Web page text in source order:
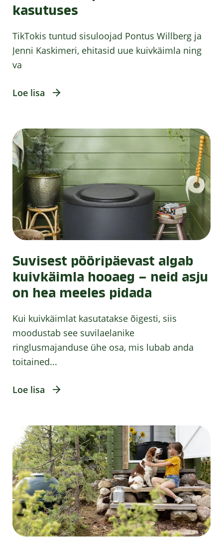
kasutuses
TikTokis tuntud sisuloojad Pontus Willberg ja
Jenni Kaskimeri, ehitasid uue kuivkäimla ning
va
Loe lisa
Suvisest pööripäevast algab
kuivkäimla hooaeg – neid asju
on hea meeles pidada
Kui kuivkäimlat kasutatakse õigesti, siis
moodustab see suvilaelanike
ringlusmajanduse ühe osa, mis lubab anda
toitained...
Loe lisa